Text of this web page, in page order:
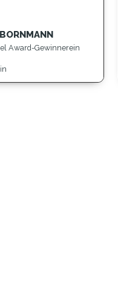
Award-Gewinnerein